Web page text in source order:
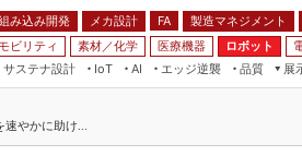
み込み開発 メカ設計 FA 製造マネジメント
ビリティ 素材／化学 医療機器 ロボット
サステナ設計
IoT
AI
エッジ逆襲 品質
展
JIMTOF
やかに助け...